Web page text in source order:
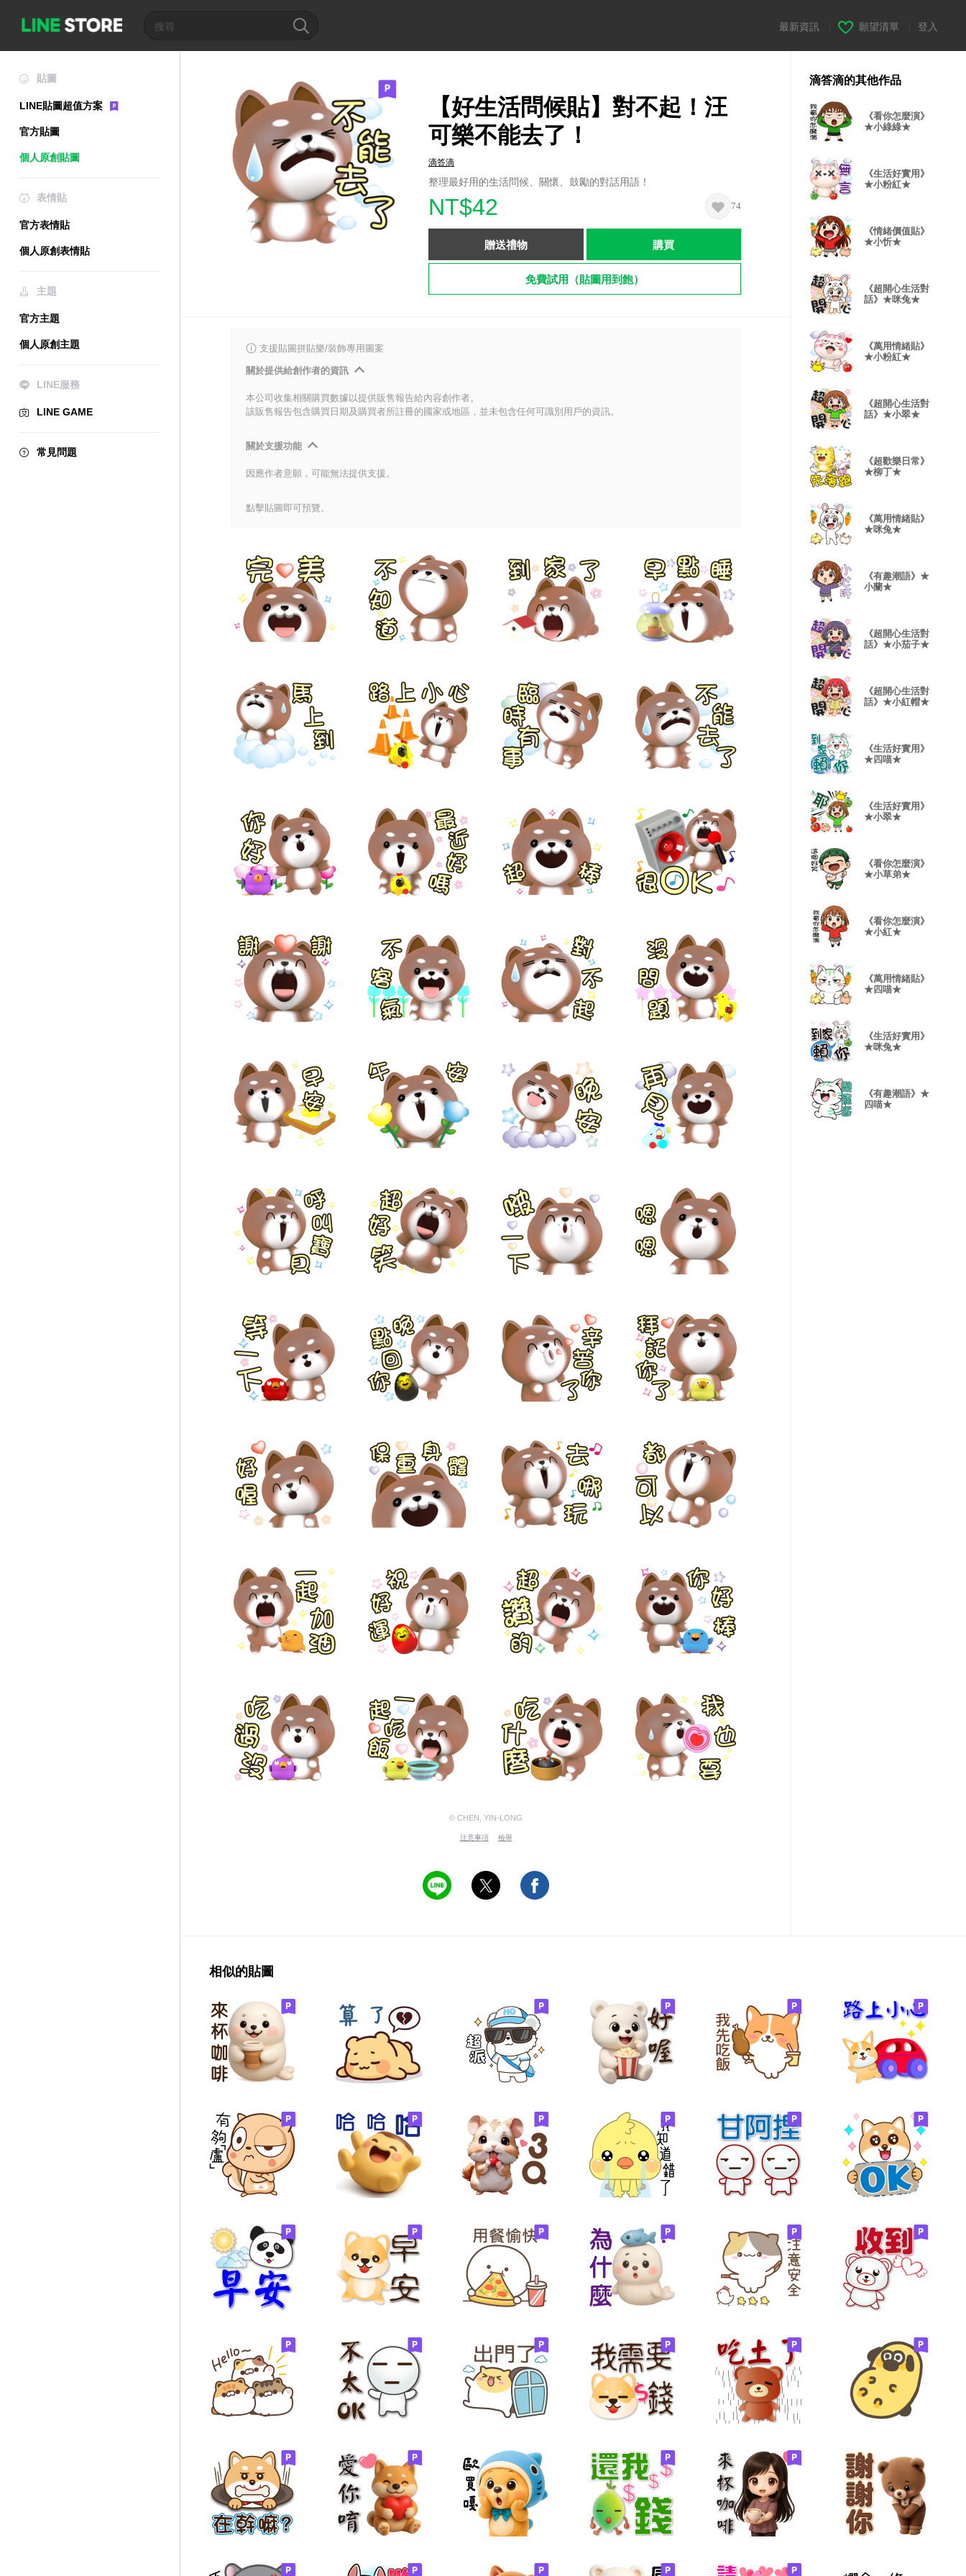
最新資訊 願望清單 登入
貼圖
LINE貼圖超值方案
官方貼圖
個人原創貼圖
表情貼
官方表情貼
個人原創表情貼
主題
官方主題
個人原創主題
LINE服務
LINE GAME
常見問題
【好生活問候貼】對不起！汪
可樂不能去了！
滴答滴
整理最好用的生活問候、關懷、鼓勵的對話用語！
NT$42 74
贈送禮物 購買
免費試用（貼圖用到飽）
支援貼圖拼貼樂/裝飾專用圖案
關於提供給創作者的資訊
本公司收集相關購買數據以提供販售報告給內容創作者。
該販售報告包含購買日期及購買者所註冊的國家或地區，並未包含任何可識別用戶的資訊。
關於支援功能
因應作者意願，可能無法提供支援。
點擊貼圖即可預覽。
© CHEN, YIN-LONG
注意事項 檢舉
滴答滴的其他作品
《看你怎麼演》
★小綠綠★
《生活好實用》
★小粉紅★
《情緒價值貼》
★小忻★
《超開心生活對
話》★咪兔★
《萬用情緒貼》
★小粉紅★
《超開心生活對
話》★小翠★
《超歡樂日常》
★柳丁★
《萬用情緒貼》
★咪兔★
《有趣潮語》★
小蘭★
《超開心生活對
話》★小茄子★
《超開心生活對
話》★小紅帽★
《生活好實用》
★四喵★
《生活好實用》
★小翠★
《看你怎麼演》
★小草弟★
《看你怎麼演》
★小紅★
《萬用情緒貼》
★四喵★
《生活好實用》
★咪兔★
《有趣潮語》★
四喵★
相似的貼圖